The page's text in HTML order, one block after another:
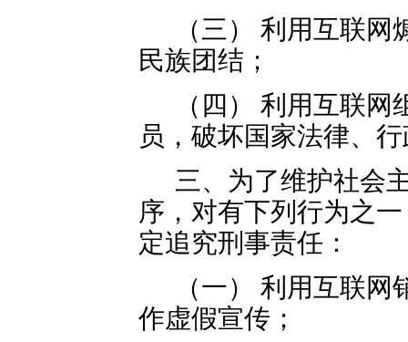
（三） 利用互联
民族团结；
（四） 利用互联
员，破坏国家法律、
三、为了维护社会
序，对有下列行为之
定追究刑事责任：
（一） 利用互联
作虚假宣传；